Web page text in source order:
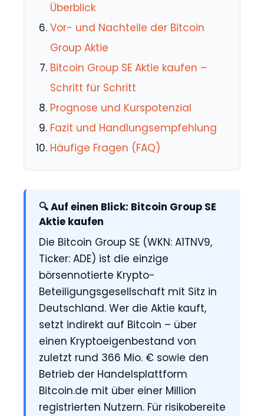
Überblick
Vor- und Nachteile der Bitcoin
Group Aktie
Bitcoin Group SE Aktie kaufen –
Schritt für Schritt
Prognose und Kurspotenzial
Fazit und Handlungsempfehlung
Häufige Fragen (FAQ)
🔍 Auf einen Blick: Bitcoin Group SE
Aktie kaufen
Die Bitcoin Group SE (WKN: A1TNV9,
Ticker: ADE) ist die einzige
börsennotierte Krypto-
Beteiligungsgesellschaft mit Sitz in
Deutschland. Wer die Aktie kauft,
setzt indirekt auf Bitcoin – über
einen Kryptoeigenbestand von
zuletzt rund 366 Mio. € sowie den
Betrieb der Handelsplattform
Bitcoin.de mit über einer Million
registrierten Nutzern. Für risikobereite